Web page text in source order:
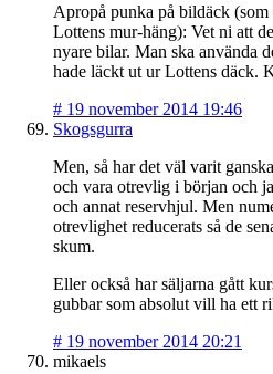
Apropå punka på bildäck
Lottens mur-häng): Vet ni att
nyare bilar. Man ska använda
hade läckt ut ur Lottens däck.
# 19 november 2014 19:46
Skogsgurra
Men, så har det väl varit
och vara otrevlig i början och
och annat reservhjul. Men
otrevlighet reducerats så de
skum.
Eller också har säljarna gått
gubbar som absolut vill ha ett
# 19 november 2014 20:21
mikaels